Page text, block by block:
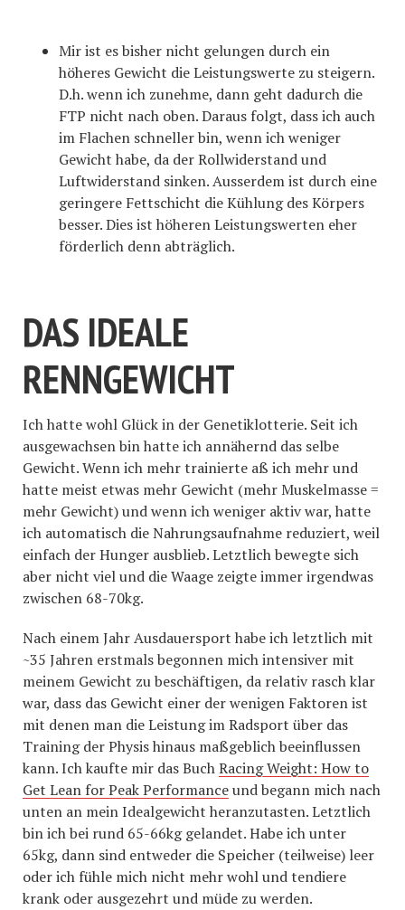
Mir ist es bisher nicht gelungen durch ein
höheres Gewicht die Leistungswerte zu steigern.
D.h. wenn ich zunehme, dann geht dadurch die
FTP nicht nach oben. Daraus folgt, dass ich auch
im Flachen schneller bin, wenn ich weniger
Gewicht habe, da der Rollwiderstand und
Luftwiderstand sinken. Ausserdem ist durch eine
geringere Fettschicht die Kühlung des Körpers
besser. Dies ist höheren Leistungswerten eher
förderlich denn abträglich.
DAS IDEALE
RENNGEWICHT
Ich hatte wohl Glück in der Genetiklotterie. Seit ich
ausgewachsen bin hatte ich annähernd das selbe
Gewicht. Wenn ich mehr trainierte aß ich mehr und
hatte meist etwas mehr Gewicht (mehr Muskelmasse =
mehr Gewicht) und wenn ich weniger aktiv war, hatte
ich automatisch die Nahrungsaufnahme reduziert, weil
einfach der Hunger ausblieb. Letztlich bewegte sich
aber nicht viel und die Waage zeigte immer irgendwas
zwischen 68-70kg.
Nach einem Jahr Ausdauersport habe ich letztlich mit
~35 Jahren erstmals begonnen mich intensiver mit
meinem Gewicht zu beschäftigen, da relativ rasch klar
war, dass das Gewicht einer der wenigen Faktoren ist
mit denen man die Leistung im Radsport über das
Training der Physis hinaus maßgeblich beeinflussen
kann. Ich kaufte mir das BuchRacing Weight: How to
Get Lean for Peak Performanceund begann mich nach
unten an mein Idealgewicht heranzutasten. Letztlich
bin ich bei rund 65-66kg gelandet. Habe ich unter
65kg, dann sind entweder die Speicher (teilweise) leer
oder ich fühle mich nicht mehr wohl und tendiere
krank oder ausgezehrt und müde zu werden.